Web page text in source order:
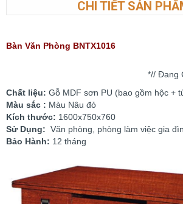
CHI TIẾT SẢN
Bàn Văn Phòng BNTX1016
*// Đang
Chất liệu: Gỗ MDF sơn PU (bao gồm hộc +
Màu sắc : Màu Nâu đỏ
Kích thước: 1600x750x760
Sử Dụng: Văn phòng, phòng làm việc gia
Bảo Hành: 12 tháng